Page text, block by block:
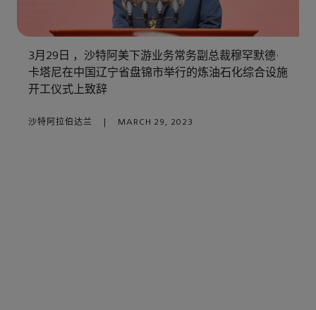
3月29日 ，沙特阿美下游业务常务副总裁穆罕默德·
卡塔尼在中国辽宁省盘锦市举行的炼油石化综合设施
开工仪式上致辞
沙特阿拉伯达兰 MARCH 29, 2023